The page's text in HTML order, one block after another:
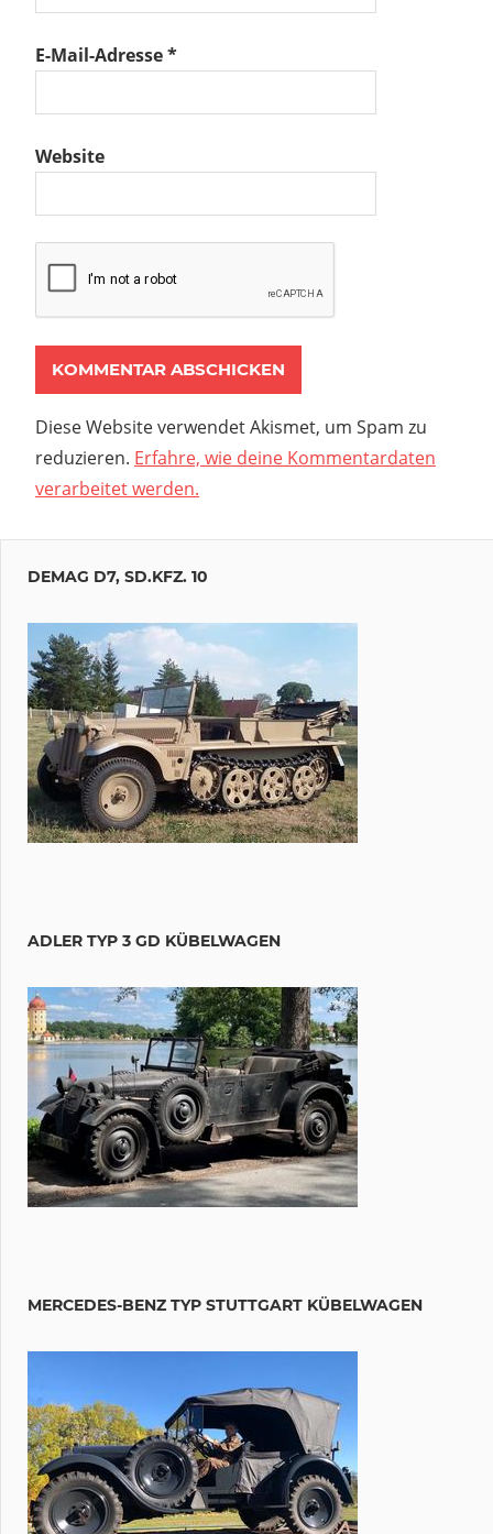
E-Mail-Adresse*
Website
Diese Website verwendet Akismet, um Spam zu
reduzieren. Erfahre, wie deine Kommentardaten
verarbeitet werden.
DEMAG D7, SD.KFZ. 10
ADLER TYP 3 GD KÜBELWAGEN
MERCEDES-BENZ TYP STUTTGART KÜBELWAGEN